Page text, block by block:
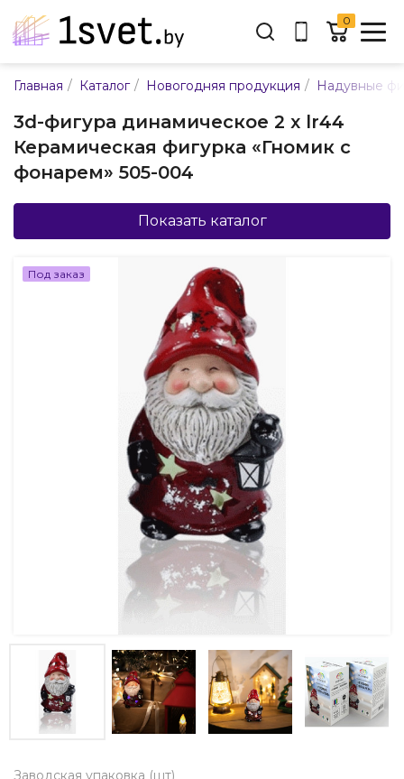
Адрес:
ул. Каменногорская, 45
Время работы:
Пн-пт с 9:00 до 17:30
E-mail:
+375(29) 361-04-00
Заказать звонок
0
Главная / Каталог / Новогодняя продукция / Надувные
3d-фигура динамическое 2 x lr44
Керамическая фигурка «Гномик с
фонарем» 505-004
Показать каталог
Под заказ
Заводская упаковка (шт)